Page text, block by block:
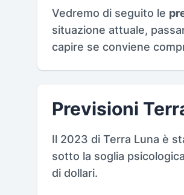
Vedremo di seguito le
situazione attuale,
capire se conviene
Previsioni
Il 2023 di Terra Luna è
sotto la soglia
di dollari.